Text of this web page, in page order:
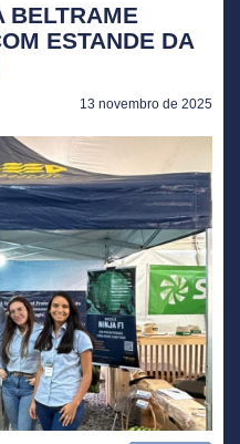
BELTRAME
ESTANDE DA
13 novembro de 2025